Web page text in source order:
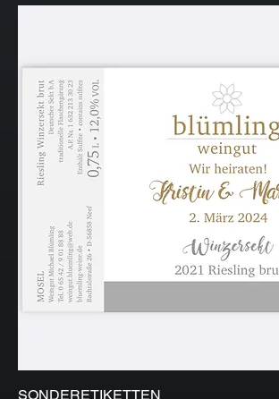
SONDERETIKETTEN